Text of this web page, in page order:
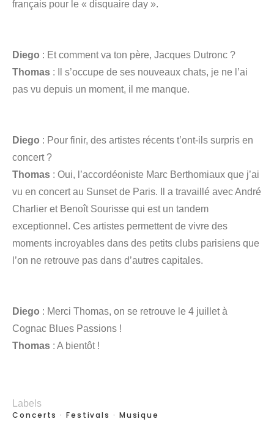
français pour le « disquaire day ».
Diego : Et comment va ton père, Jacques Dutronc ?
Thomas : Il s’occupe de ses nouveaux chats, je ne l’ai
pas vu depuis un moment, il me manque.
Diego : Pour finir, des artistes récents t’ont-ils surpris en
concert ?
Thomas : Oui, l’accordéoniste Marc Berthomiaux que j’ai
vu en concert au Sunset de Paris. Il a travaillé avec André
Charlier et Benoît Sourisse qui est un tandem
exceptionnel. Ces artistes permettent de vivre des
moments incroyables dans des petits clubs parisiens que
l’on ne retrouve pas dans d’autres capitales.
Diego : Merci Thomas, on se retrouve le 4 juillet à
Cognac Blues Passions !
Thomas : A bientôt !
Labels
Concerts
Festivals Musique